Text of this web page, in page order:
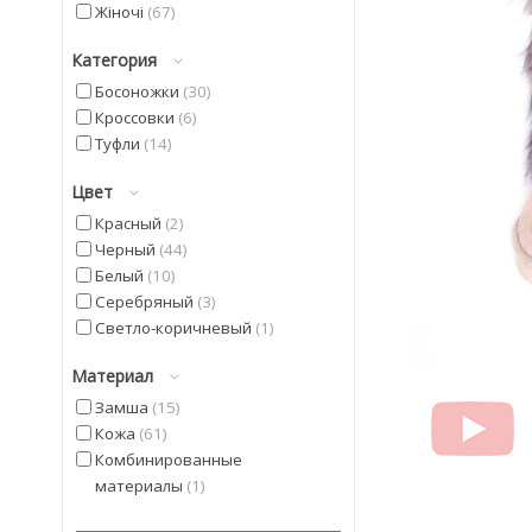
Жіночі 67
Категория
Босоножки 30
Кроссовки 6
Туфли 14
Цвет
Красный 2
Черный 44
Белый 10
Серебряный 3
Светло-коричневый 1
Материал
Замша 15
Кожа 61
Комбинированные
материалы 1